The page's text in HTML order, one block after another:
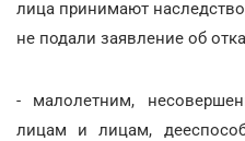
лица принимают
не подали заявление об
- малолетним,
лицам и лицам,